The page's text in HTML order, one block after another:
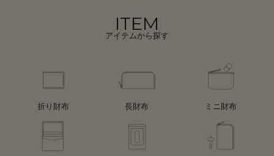
ITEM
アイテムから探す
折り財布 長財布 ミニ財布